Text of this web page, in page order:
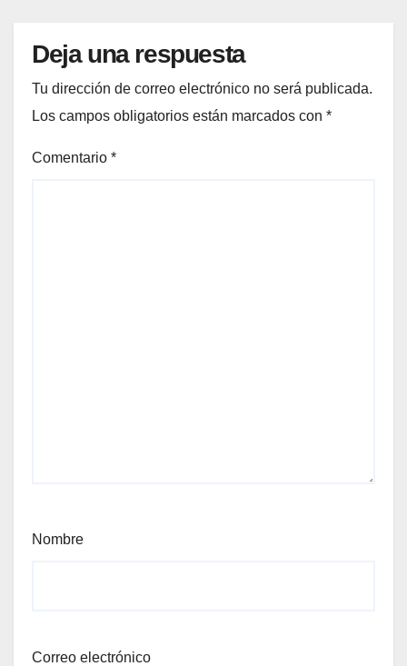
Deja una respuesta
Tu dirección de correo electrónico no será publicada.
Los campos obligatorios están marcados con *
Comentario *
Nombre
Correo electrónico